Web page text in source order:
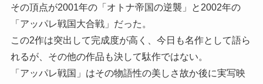
その頂点が2001年の「オトナ帝国の逆襲」と2002年の
「アッパレ戦国大合戦」だった。
この2作は突出して完成度が高く、今日も名作として語ら
れるが、その他の作品も決して駄作ではない。
「アッパレ戦国」はその物語性の美しさ故か後に実写映